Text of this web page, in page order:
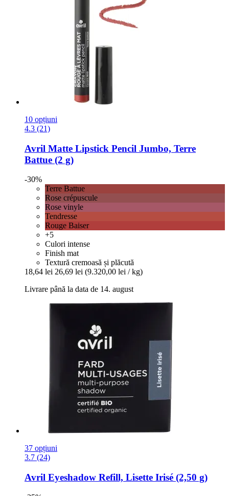
10 opțiuni
4.3 (21)
Avril Matte Lipstick Pencil Jumbo, Terre
Battue (2 g)
-30%
Terre Battue
Rose crépuscule
Rose vinyle
Tendresse
Rouge Baiser
+5
Culori intense
Finish mat
Textură cremoasă și plăcută
18,64 lei 26,69 lei (9.320,00 lei / kg)
Livrare până la data de 14. august
37 opțiuni
3.7 (24)
Avril Eyeshadow Refill, Lisette Irisé (2,50 g)